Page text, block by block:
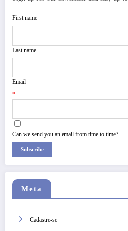
First name
Last name
Email
*
Can we send you an email from time to time?
Subscribe
Meta
Cadastre-se